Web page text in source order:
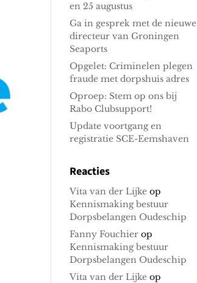
en 25 augustus
Ga in gesprek met de nieuwe
directeur van Groningen
Seaports
Opgelet: Criminelen plegen
fraude met dorpshuis adres
Oproep: Stem op ons bij
Rabo Clubsupport!
Update voortgang en
registratie SCE-Eemshaven
Reacties
Vita van der Lijkeop
Kennismaking bestuur
Dorpsbelangen Oudeschip
Fanny Fouchierop
Kennismaking bestuur
Dorpsbelangen Oudeschip
Vita van der Lijkeop